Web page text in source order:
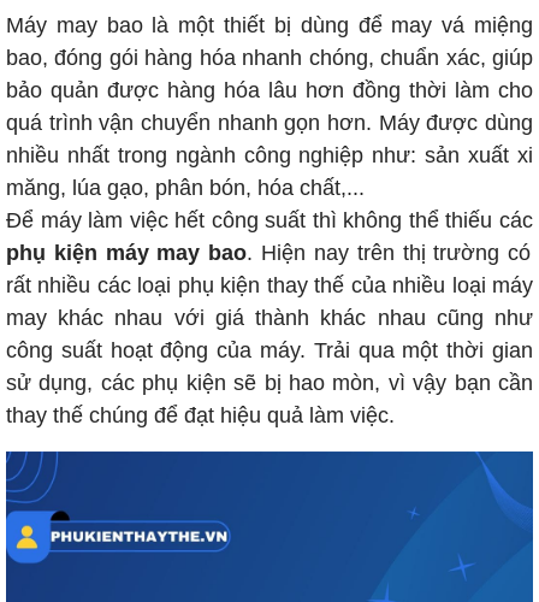
Máy may bao là một thiết bị dùng để may vá miệng
bao, đóng gói hàng hóa nhanh chóng, chuẩn xác, giúp
bảo quản được hàng hóa lâu hơn đồng thời làm cho
quá trình vận chuyển nhanh gọn hơn. Máy được dùng
nhiều nhất trong ngành công nghiệp như: sản xuất xi
măng, lúa gạo, phân bón, hóa chất,...
Để máy làm việc hết công suất thì không thể thiếu các
phụ kiện máy may bao. Hiện nay trên thị trường có
rất nhiều các loại phụ kiện thay thế của nhiều loại máy
may khác nhau với giá thành khác nhau cũng như
công suất hoạt động của máy. Trải qua một thời gian
sử dụng, các phụ kiện sẽ bị hao mòn, vì vậy bạn cần
thay thế chúng để đạt hiệu quả làm việc.